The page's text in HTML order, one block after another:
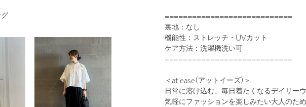
============================
裏地：なし
機能性：ストレッチ・UVカット
ケア方法：洗濯機洗い可
============================
＜at ease(アットイーズ)＞
日常に溶け込む、毎日着たくなるデイリー
気軽にファッションを楽しみたい大人のた